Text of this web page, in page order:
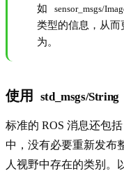
如
sensor_msgs/
类型的信息，从
为。
使用 std_msgs/String
标准的 ROS 消息还包括
中，没有必要重新发布
人视野中存在的类别。